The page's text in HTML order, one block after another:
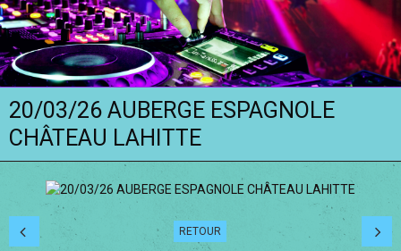
LE CLUB
La LINE DANCE
Le ROCK
Groupe Démo - Animations
BONUS
Contact
20/03/26 AUBERGE ES­PAGNOLE
CHÂTEAU LAHITTE
RETOUR